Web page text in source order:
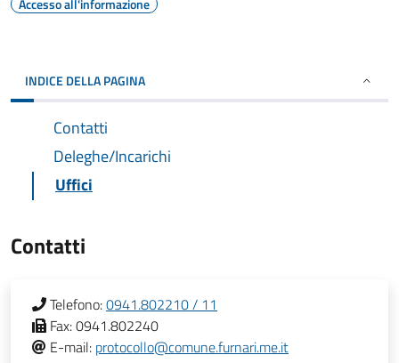
Accesso all'informazione
INDICE DELLA PAGINA
Contatti
Deleghe/Incarichi
Uffici
Contatti
Telefono:0941.802210 / 11
Fax:0941.802240
E-mail: protocollo@comune.furnari.me.it